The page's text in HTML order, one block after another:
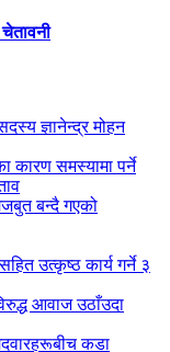
ज्ञानेन्द्र मोहन
कारण समस्यामा पर्ने
बन्दै गएको
उत्कृष्ठ कार्य गर्ने ३
आवाज उठाँउदा
कडा